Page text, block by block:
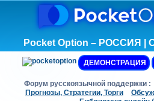
Pocket Option – РОССИЯ |
ДЕМОНСТРАЦИЯ
Форум русскоязычной поддержки :
Прогнозы, Стратегии, Торги